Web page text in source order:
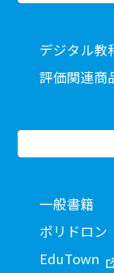
デジタル教
評価関連商
一般書籍
ポリドロン
EduTown